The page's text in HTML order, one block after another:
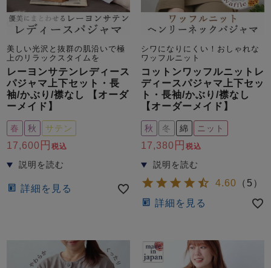
美しい光沢と抜群の肌沿いで極
上のリラックスタイムを
レーヨンサテンレディース
パジャマ上下セット・長
袖/かぶり/襟なし 【オーダ
ーメイド】
春 秋 サテン
17,600 税込
詳細を見る
シワになりにくい！おしゃれな
ワッフルニット
コットンワッフルニットレ
ディースパジャマ上下セッ
ト・長袖/かぶり/襟なし
【オーダーメイド】
秋 冬 綿 ニット
17,380 税込
4.60 （ 5 ）
詳細を見る